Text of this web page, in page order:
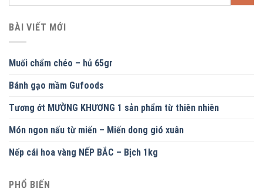
BÀI VIẾT MỚI
Muối chẩm chéo – hủ 65gr
Bánh gạo mầm Gufoods
Tương ớt MƯỜNG KHƯƠNG 1 sản phẩm từ thiên nhiên
Món ngon nấu từ miến – Miến dong gió xuân
Nếp cái hoa vàng NẾP BẮC – Bịch 1kg
PHỔ BIẾN